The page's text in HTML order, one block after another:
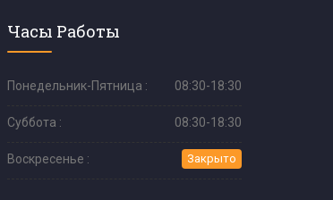
Часы Работы
Понедельник-Пятница : 08:30-18:30
Суббота : 08:30-18:30
Воскресенье : Закрыто